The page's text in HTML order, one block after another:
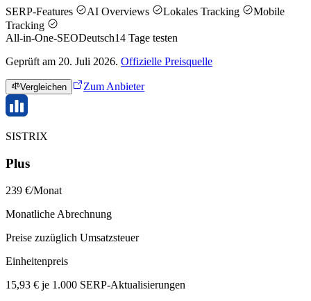
SERP-Features AI Overviews Lokales Tracking
Mobile
Tracking
All-in-One-SEODeutsch14 Tage testen
Geprüft am 20. Juli 2026. Offizielle Preisquelle
Vergleichen Zum Anbieter
SISTRIX
Plus
239 €/Monat
Monatliche Abrechnung
Preise zuzüglich Umsatzsteuer
Einheitenpreis
15,93 € je 1.000 SERP-Aktualisierungen